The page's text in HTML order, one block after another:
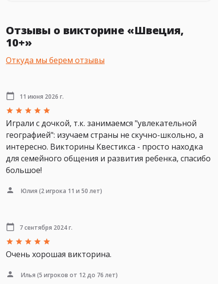
Отзывы о викторине «Швеция,
10+»
Откуда мы берем отзывы
11 июня 2026 г.
Играли с дочкой, т.к. занимаемся "увлекательной
географией": изучаем страны не скучно-школьно, а
интересно. Викторины Квестикса - просто находка
для семейного общения и развития ребенка, спасибо
большое!
Юлия (2 игрока 11 и 50 лет)
7 сентября 2024 г.
Очень хорошая викторина.
Илья (5 игроков от 12 до 76 лет)